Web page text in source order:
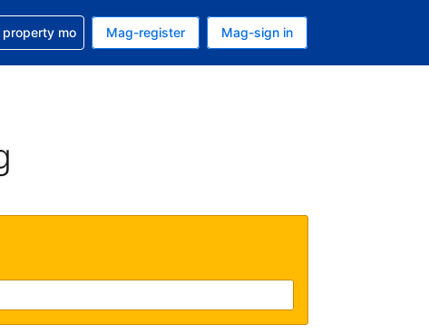
currency mo ngayon
ang wika mo ngayon
tulong sa reservation mo
property mo Mag-register Mag-sign in